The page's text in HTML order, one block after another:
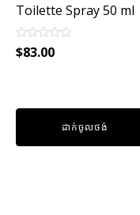
Toilette Spray 50 ml
Rated
0
$83.00
ដាក់ចូលថង់